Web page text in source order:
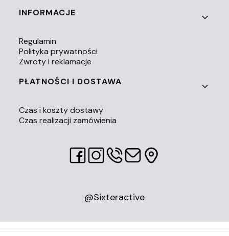
INFORMACJE
Regulamin
Polityka prywatności
Zwroty i reklamacje
PŁATNOŚCI I DOSTAWA
Czas i koszty dostawy
Czas realizacji zamówienia
@Sixteractive